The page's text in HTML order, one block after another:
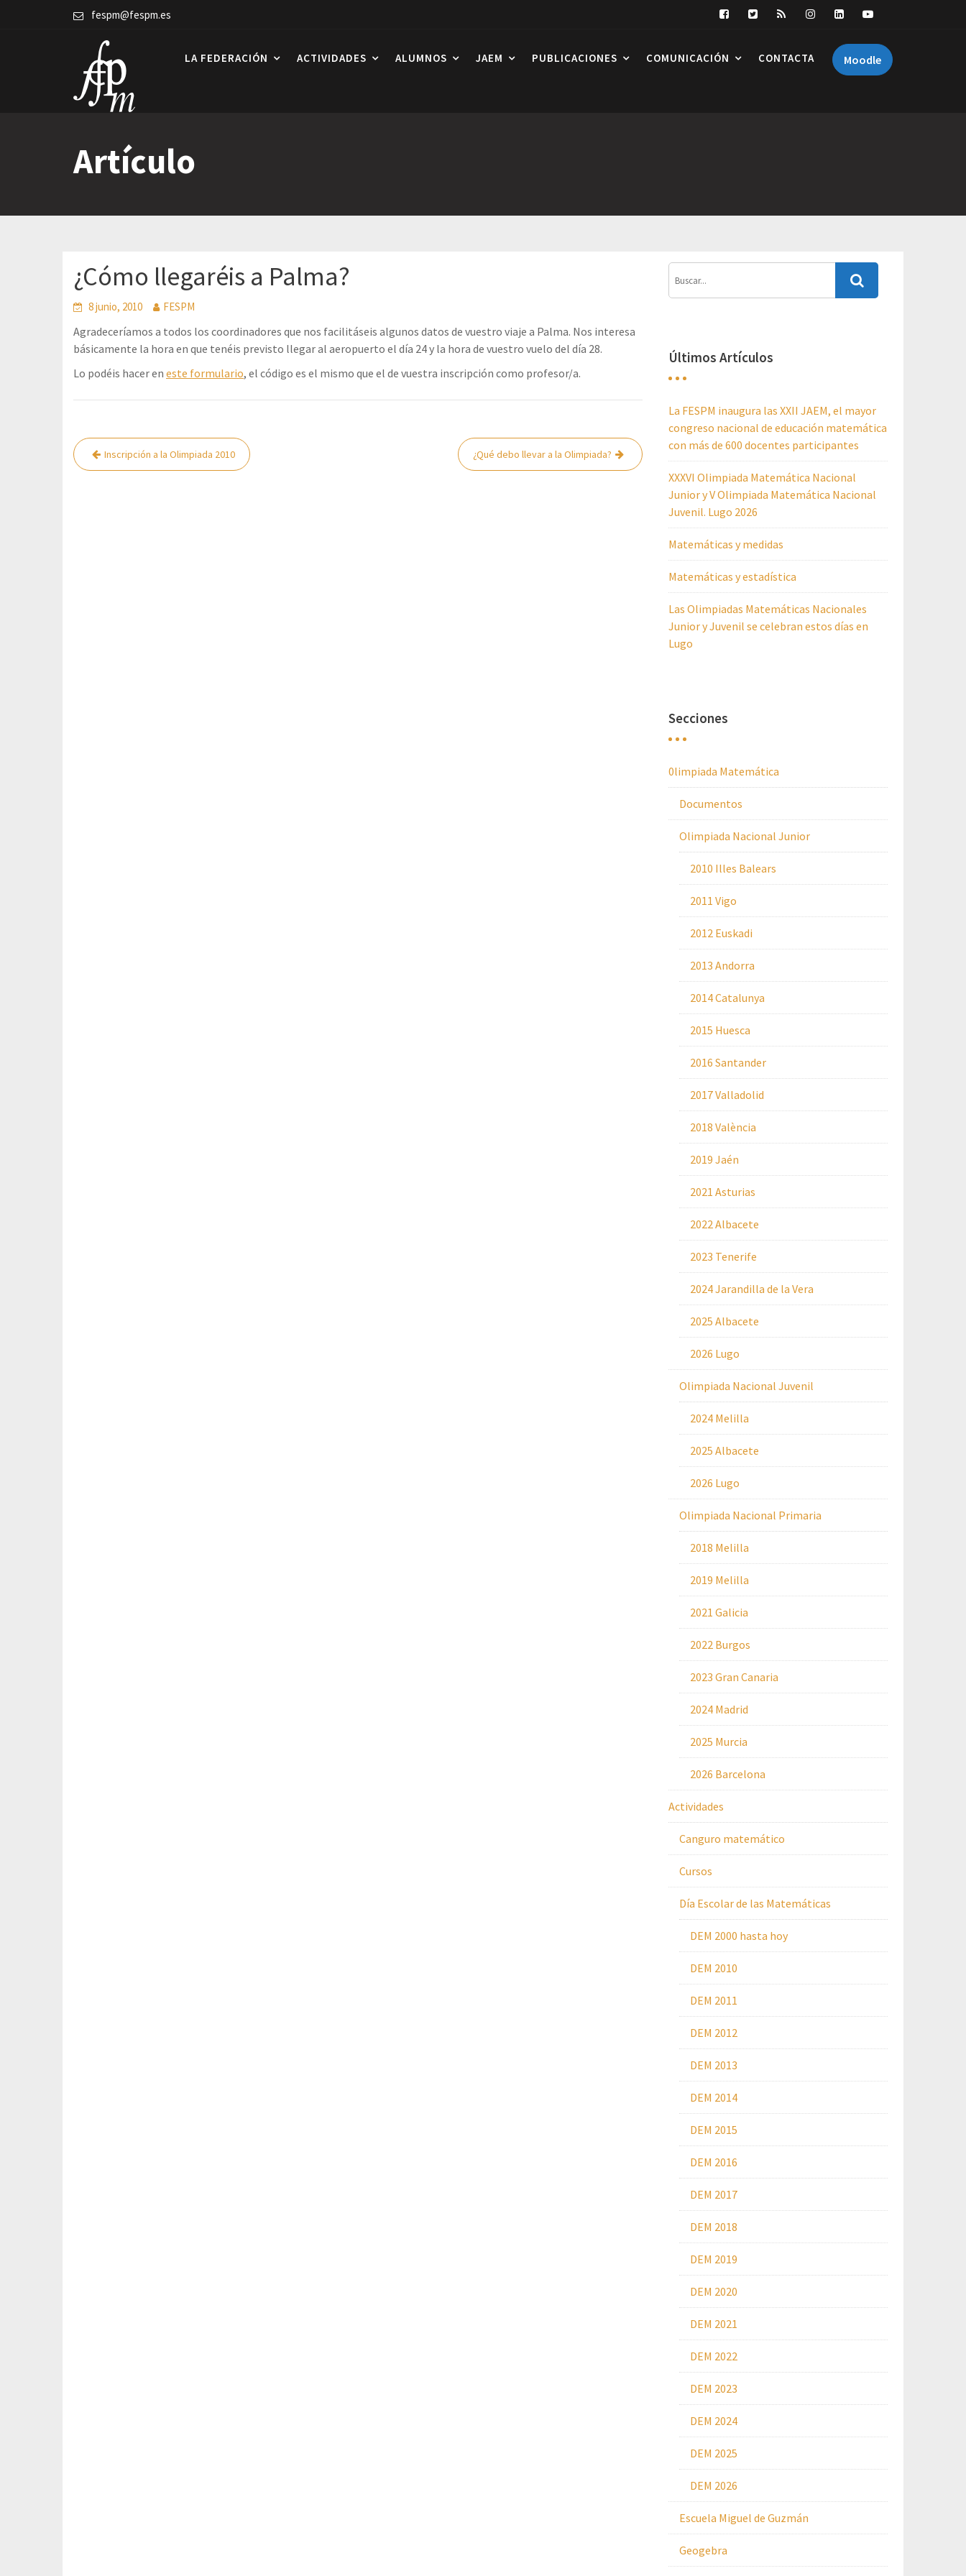
fespm@fespm.es
Moodle
LA FEDERACIÓN ACTIVIDADES ALUMNOS JAEM PUBLICACIONES COMUNICACIÓN CONTACTA
Artículo
¿Cómo llegaréis a Palma?
8 junio, 2010 FESPM
Agradeceríamos a todos los coordinadores que nos facilitáseis algunos datos de vuestro viaje a Palma. Nos interesa
básicamente la hora en que tenéis previsto llegar al aeropuerto el día 24 y la hora de vuestro vuelo del día 28.
Lo podéis hacer en este formulario, el código es el mismo que el de vuestra inscripción como profesor/a.
Navegación
de
Inscripción a la Olimpiada 2010 ¿Qué debo llevar a la Olimpiada?
Últimos Artículos
La FESPM inaugura las XXII JAEM, el mayor
congreso nacional de educación matemática
con más de 600 docentes participantes
XXXVI Olimpiada Matemática Nacional
Junior y V Olimpiada Matemática Nacional
Juvenil. Lugo 2026
Matemáticas y medidas
Matemáticas y estadística
Las Olimpiadas Matemáticas Nacionales
Junior y Juvenil se celebran estos días en
Lugo
Secciones
0limpiada Matemática
Documentos
Olimpiada Nacional Junior
2010 Illes Balears
2011 Vigo
2012 Euskadi
2013 Andorra
2014 Catalunya
2015 Huesca
2016 Santander
2017 Valladolid
2018 València
2019 Jaén
2021 Asturias
2022 Albacete
2023 Tenerife
2024 Jarandilla de la Vera
2025 Albacete
2026 Lugo
Olimpiada Nacional Juvenil
2024 Melilla
2025 Albacete
2026 Lugo
Olimpiada Nacional Primaria
2018 Melilla
2019 Melilla
2021 Galicia
2022 Burgos
2023 Gran Canaria
2024 Madrid
2025 Murcia
2026 Barcelona
Actividades
Canguro matemático
Cursos
Día Escolar de las Matemáticas
DEM 2000 hasta hoy
DEM 2010
DEM 2011
DEM 2012
DEM 2013
DEM 2014
DEM 2015
DEM 2016
DEM 2017
DEM 2018
DEM 2019
DEM 2020
DEM 2021
DEM 2022
DEM 2023
DEM 2024
DEM 2025
DEM 2026
Escuela Miguel de Guzmán
Geogebra